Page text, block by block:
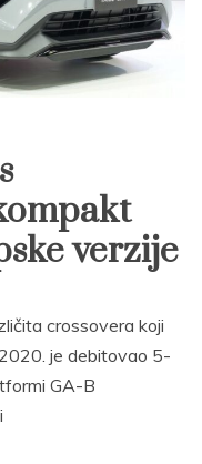
verzije
crossovera koji
je debitovao 5-
GA-B